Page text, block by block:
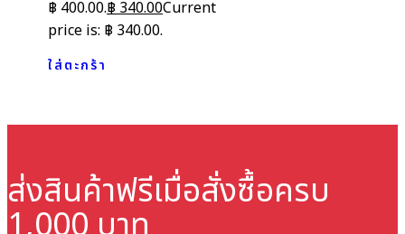
฿ 400.00.฿340.00Current
price is: ฿ 340.00.
ใส่ตะกร้า
ส่งสินค้าฟรีเมื่อสั่งซื้อครบ